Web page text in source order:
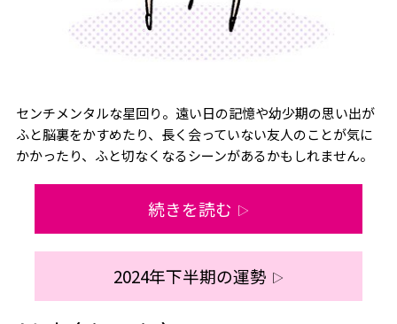
センチメンタルな星回り。遠い日の記憶や幼少期の思い出が
ふと脳裏をかすめたり、長く会っていない友人のことが気に
かかったり、ふと切なくなるシーンがあるかもしれません。
続きを読む ▷
2024年下半期の運勢 ▷